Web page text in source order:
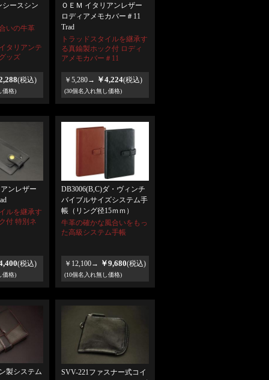
シースシン
いの牛革
タリアンテ
ッズ
(税込)
価格)
ＯＥＭ イタリアンレザー
ロディアメモカバー＃11
Trad
トラッドスタイルを継承す
る真鍮製ホック付 ロディ
アメモカバー＃11
￥5,280→ ￥4,224(税込)
(30個名入れ無し価格)
ンレザー
ルを継承す
付 特別ネ
(税込)
価格)
DB3006(B,C)ダ・ヴィンチ
バイブルサイズシステム手
帳（リング径15ｍｍ）
牛革の確かな風合いをもっ
た高級システム手帳
￥12,100→ ￥9,680(税込)
(10個名入れ無し価格)
製システム
SVV-221ファスナー式コイ